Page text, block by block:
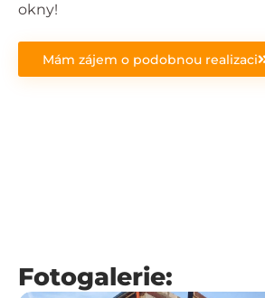
okny!
Mám zájem o podobnou realizaci
Fotogalerie: